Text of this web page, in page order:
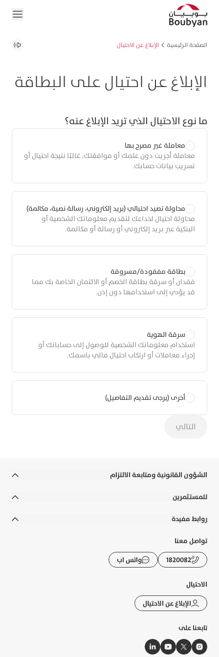
الصفحة الرئيسية الإبلاغ عن الاحتيال
الإبلاغ عن احتيال على البطاقة
ما نوع الاحتيال الذي تريد الإبلاغ عنه؟
معاملة غير مصرح بها
معاملة أُجريت دون علمك أو موافقتك، غالبًا نتيجة احتيال أو
تسريب بيانات حسابك.
محاولة تصيد احتيالي (بريد إلكتروني، رسالة نصية، مكالمة)
محاولة احتيال لخداعك لتقديم معلوماتك الشخصية أو
البنكية عبر بريد إلكتروني أو رسالة أو مكالمة.
بطاقة مفقودة/مسروقة
فقدان أو سرقة بطاقة الخصم أو الائتمان الخاصة بك مما
قد يؤدي إلى استخدامها دون إذن.
سرقة الهوية
استخدام معلوماتك الشخصية للوصول إلى حساباتك أو
إجراء معاملات أو ارتكاب احتيال مالي باسمك.
أخرى (يرجى تقديم التفاصيل)
التالي
الشؤون القانونية ومتابعة الالتزام
الشروط والأحكام
التوعية المصرفية
الشكاوى و حماية العملاء
الرسوم والعمولات
للمستثمرين
الإفصاحات
تقرير الاستدامة
روابط مفيدة
الأسئلة الشائعة
حاسبة الزكاة
خريطة الموقع
أسعار الصرف
النشرات الإلكترونية
تواصل معنا
1820082 واتس اب
الاحتيال
الإبلاغ عن الاحتيال
تابعنا على